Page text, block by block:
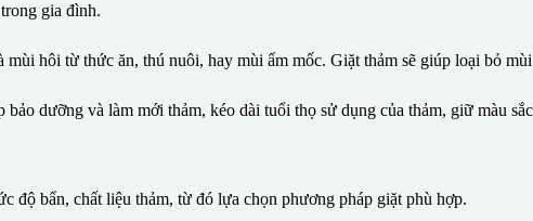
gia đình.
mùi hôi từ thức ăn, thú nuôi, hay mùi ẩm mốc. Giặt thảm sẽ giúp loại bỏ
bảo dưỡng và làm mới thảm, kéo dài tuổi thọ sử dụng của thảm, giữ màu
độ bẩn, chất liệu thảm, từ đó lựa chọn phương pháp giặt phù hợp.